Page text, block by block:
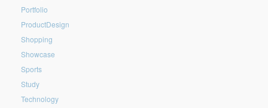
Portfolio
ProductDesign
Shopping
Showcase
Sports
Study
Technology